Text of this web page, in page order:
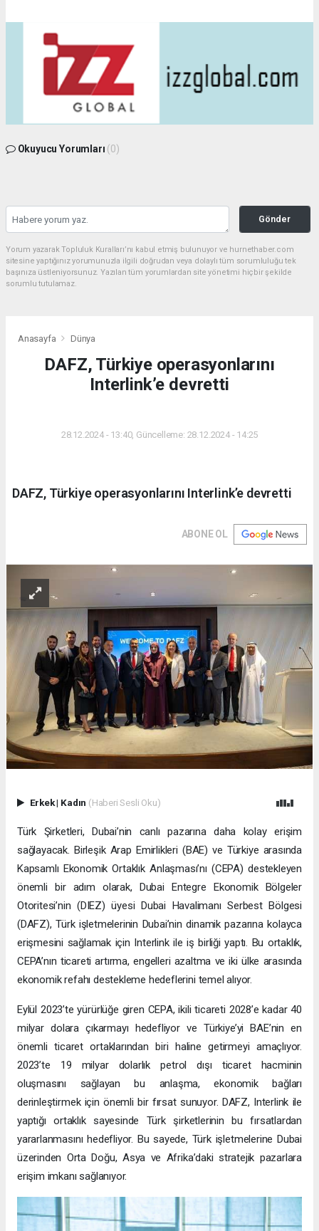
Okuyucu Yorumları (0)
Gönder
Yorum yazarak Topluluk Kuralları’nı kabul etmiş bulunuyor ve hurnethaber.com
sitesine yaptığınız yorumunuzla ilgili doğrudan veya dolaylı tüm sorumluluğu tek
başınıza üstleniyorsunuz. Yazılan tüm yorumlardan site yönetimi hiçbir şekilde
sorumlu tutulamaz.
Anasayfa Dünya
DAFZ, Türkiye operasyonlarını
Interlink’e devretti
28.12.2024 - 13:40, Güncelleme: 28.12.2024 - 14:25
DAFZ, Türkiye operasyonlarını Interlink’e devretti
ABONE OL
Erkek| Kadın (Haberi Sesli Oku)
Türk Şirketleri, Dubai’nin canlı pazarına daha kolay erişim
sağlayacak. Birleşik Arap Emirlikleri (BAE) ve Türkiye arasında
Kapsamlı Ekonomik Ortaklık Anlaşması’nı (CEPA) destekleyen
önemli bir adım olarak, Dubai Entegre Ekonomik Bölgeler
Otoritesi’nin (DIEZ) üyesi Dubai Havalimanı Serbest Bölgesi
(DAFZ), Türk işletmelerinin Dubai’nin dinamik pazarına kolayca
erişmesini sağlamak için Interlink ile iş birliği yaptı. Bu ortaklık,
CEPA’nın ticareti artırma, engelleri azaltma ve iki ülke arasında
ekonomik refahı destekleme hedeflerini temel alıyor.
Eylül 2023’te yürürlüğe giren CEPA, ikili ticareti 2028’e kadar 40
milyar dolara çıkarmayı hedefliyor ve Türkiye’yi BAE’nin en
önemli ticaret ortaklarından biri haline getirmeyi amaçlıyor.
2023’te 19 milyar dolarlık petrol dışı ticaret hacminin
oluşmasını sağlayan bu anlaşma, ekonomik bağları
derinleştirmek için önemli bir fırsat sunuyor. DAFZ, Interlink ile
yaptığı ortaklık sayesinde Türk şirketlerinin bu fırsatlardan
yararlanmasını hedefliyor. Bu sayede, Türk işletmelerine Dubai
üzerinden Orta Doğu, Asya ve Afrika’daki stratejik pazarlara
erişim imkanı sağlanıyor.